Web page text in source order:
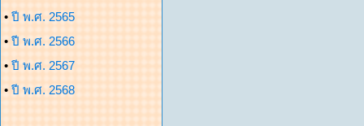
• ปี พ.ศ. 2565
• ปี พ.ศ. 2566
• ปี พ.ศ. 2567
• ปี พ.ศ. 2568